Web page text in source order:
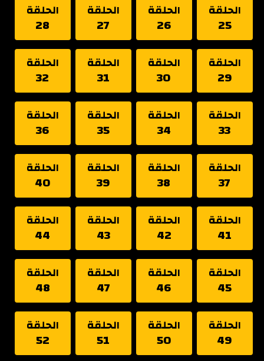
الحلقة
25
الحلقة
26
الحلقة
27
الحلقة
28
الحلقة
29
الحلقة
30
الحلقة
31
الحلقة
32
الحلقة
33
الحلقة
34
الحلقة
35
الحلقة
36
الحلقة
37
الحلقة
38
الحلقة
39
الحلقة
40
الحلقة
41
الحلقة
42
الحلقة
43
الحلقة
44
الحلقة
45
الحلقة
46
الحلقة
47
الحلقة
48
الحلقة
49
الحلقة
50
الحلقة
51
الحلقة
52